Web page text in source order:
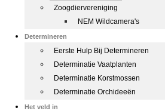
Zoogdiervereniging
NEM Wildcamera's
Determineren
Eerste Hulp Bij Determineren
Determinatie Vaatplanten
Determinatie Korstmossen
Determinatie Orchideeën
Het veld in